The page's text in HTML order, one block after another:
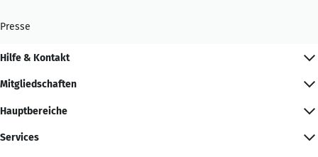
Presse
Hilfe & Kontakt
Mitgliedschaften
Hauptbereiche
Services